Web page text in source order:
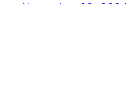
November 30, 2024